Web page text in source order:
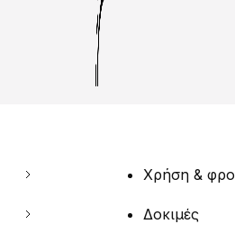
Χρήση &
Δοκιμές